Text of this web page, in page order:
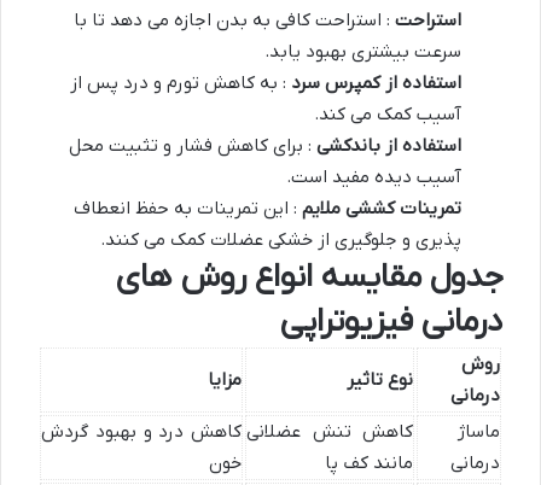
استراحت : استراحت کافی به بدن اجازه می دهد تا با
سرعت بیشتری بهبود یابد.
استفاده از کمپرس سرد : به کاهش تورم و درد پس از
آسیب کمک می کند.
استفاده از باندکشی : برای کاهش فشار و تثبیت محل
آسیب دیده مفید است.
تمرینات کششی ملایم : این تمرینات به حفظ انعطاف
پذیری و جلوگیری از خشکی عضلات کمک می کنند.
جدول مقایسه انواع روش های
درمانی فیزیوتراپی
روش
درمانی
نوع تاثیر مزایا
ماساژ
درمانی
کاهش تنش عضلانی
مانند کف پا
کاهش درد و بهبود گردش
خون